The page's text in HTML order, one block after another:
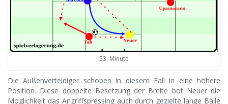
53. Minute
Die Außenverteidiger schoben in diesem Fall in eine höhere
Position. Diese doppelte Besetzung der Breite bot Neuer die
Möglichkeit das Angriffspressing auch durch gezielte lange Bälle